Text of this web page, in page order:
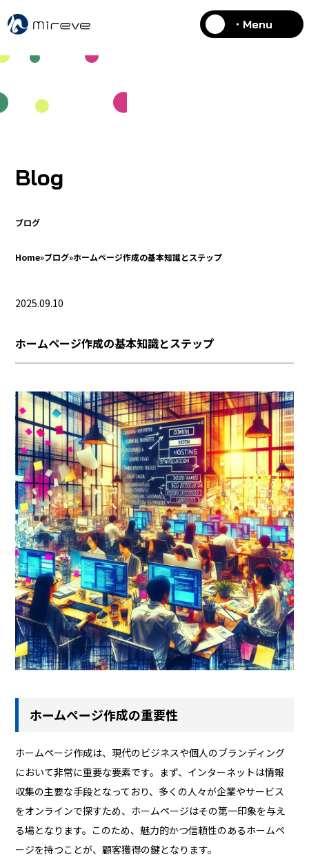
・Menu
Blog
ブログ
Home»ブログ»ホームページ作成の基本知識とステップ
2025.09.10
ホームページ作成の基本知識とステップ
ホームページ作成の重要性
ホームページ作成は、現代のビジネスや個人のブランディング
において非常に重要な要素です。まず、インターネットは情報
収集の主要な手段となっており、多くの人々が企業やサービス
をオンラインで探すため、ホームページはその第一印象を与え
る場となります。このため、魅力的かつ信頼性のあるホームペ
ージを持つことが、顧客獲得の鍵となります。